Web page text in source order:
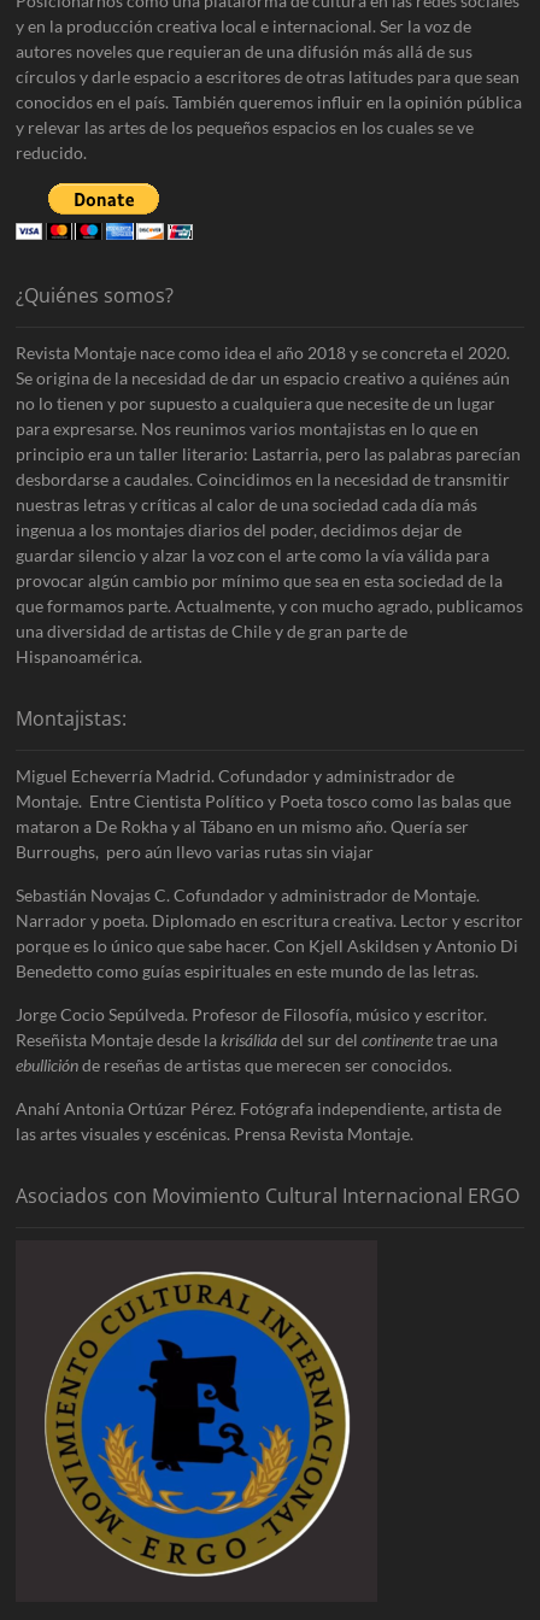
y en la producción creativa local e internacional. Ser la voz de
autores noveles que requieran de una difusión más allá de sus
círculos y darle espacio a escritores de otras latitudes para que sean
conocidos en el país. También queremos influir en la opinión pública
y relevar las artes de los pequeños espacios en los cuales se ve
reducido.
¿Quiénes somos?
Revista Montaje nace como idea el año 2018 y se concreta el 2020.
Se origina de la necesidad de dar un espacio creativo a quiénes aún
no lo tienen y por supuesto a cualquiera que necesite de un lugar
para expresarse. Nos reunimos varios montajistas en lo que en
principio era un taller literario: Lastarria, pero las palabras parecían
desbordarse a caudales. Coincidimos en la necesidad de transmitir
nuestras letras y críticas al calor de una sociedad cada día más
ingenua a los montajes diarios del poder, decidimos dejar de
guardar silencio y alzar la voz con el arte como la vía válida para
provocar algún cambio por mínimo que sea en esta sociedad de la
que formamos parte. Actualmente, y con mucho agrado, publicamos
una diversidad de artistas de Chile y de gran parte de
Hispanoamérica.
Montajistas:
Miguel Echeverría Madrid. Cofundador y administrador de
Montaje. Entre Cientista Político y Poeta tosco como las balas que
mataron a De Rokha y al Tábano en un mismo año. Quería ser
Burroughs, pero aún llevo varias rutas sin viajar
Sebastián Novajas C. Cofundador y administrador de Montaje.
Narrador y poeta. Diplomado en escritura creativa. Lector y escritor
porque es lo único que sabe hacer. Con Kjell Askildsen y Antonio Di
Benedetto como guías espirituales en este mundo de las letras.
Jorge Cocio Sepúlveda. Profesor de Filosofía, músico y escritor.
Reseñista Montaje desde lakrisálidadel sur delcontinentetrae una
ebulliciónde reseñas de artistas que merecen ser conocidos.
Anahí Antonia Ortúzar Pérez. Fotógrafa independiente, artista de
las artes visuales y escénicas. Prensa Revista Montaje.
Asociados con Movimiento Cultural Internacional ERGO